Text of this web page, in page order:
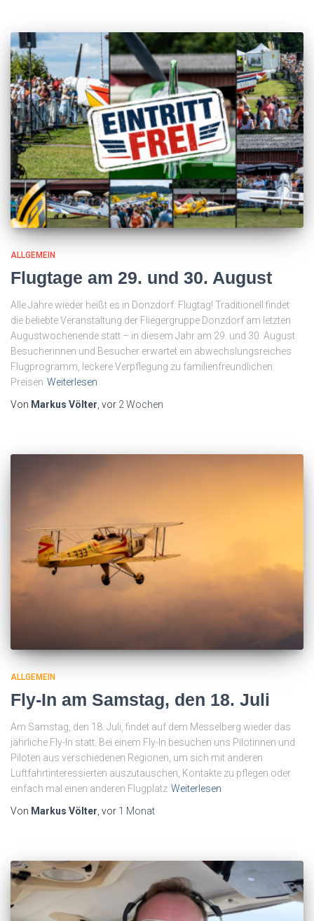
ALLGEMEIN
Flugtage am 29. und 30. August
Alle Jahre wieder heißt es in Donzdorf: Flugtag! Traditionell findet
die beliebte Veranstaltung der Fliegergruppe Donzdorf am letzten
Augustwochenende statt – in diesem Jahr am 29. und 30. August.
Besucherinnen und Besucher erwartet ein abwechslungsreiches
Flugprogramm, leckere Verpflegung zu familienfreundlichen
Preisen Weiterlesen
Von Markus Völter , vor 2 Wochen
ALLGEMEIN
Fly-In am Samstag, den 18. Juli
Am Samstag, den 18. Juli, findet auf dem Messelberg wieder das
jährliche Fly-In statt. Bei einem Fly-In besuchen uns Pilotinnen und
Piloten aus verschiedenen Regionen, um sich mit anderen
Luftfahrtinteressierten auszutauschen, Kontakte zu pflegen oder
einfach mal einen anderen Flugplatz Weiterlesen
Von Markus Völter , vor 1 Monat